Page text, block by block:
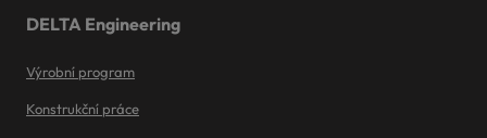
DELTA Engineering
Výrobní program
Konstrukční práce